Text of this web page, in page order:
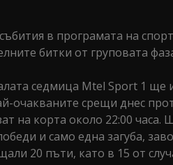
в програмата на
битки от груповата
седмица Mtel Sport 1
очакваните срещи днес
на корта около 22:00
и само една загуба,
20 пъти, като в 15 от